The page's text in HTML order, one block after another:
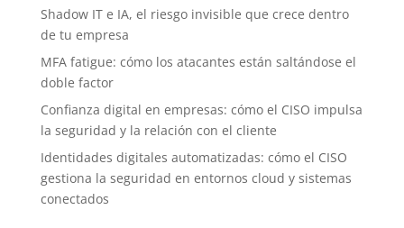
Shadow IT e IA, el riesgo invisible que crece dentro
de tu empresa
MFA fatigue: cómo los atacantes están saltándose el
doble factor
Confianza digital en empresas: cómo el CISO impulsa
la seguridad y la relación con el cliente
Identidades digitales automatizadas: cómo el CISO
gestiona la seguridad en entornos cloud y sistemas
conectados